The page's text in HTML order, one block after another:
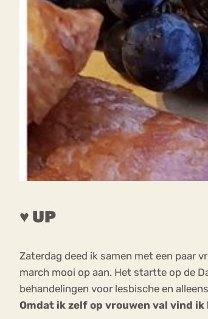
♥ UP
Zaterdag deed ik samen met een paar
march mooi op aan. Het startte op de
behandelingen voor lesbische en
Omdat ik zelf op vrouwen val vind